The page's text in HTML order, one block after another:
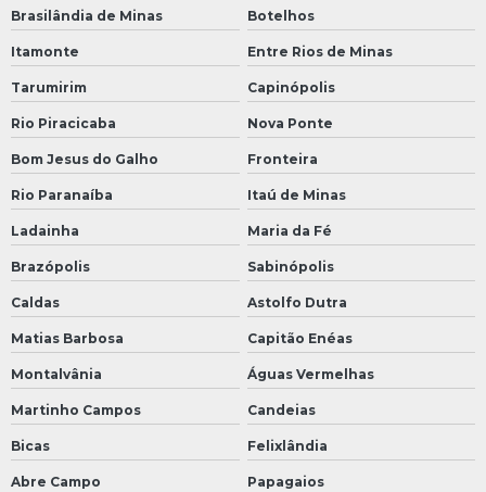
Brasilândia de Minas Botelhos
Itamonte Entre Rios de Minas
Tarumirim Capinópolis
Rio Piracicaba Nova Ponte
Bom Jesus do Galho Fronteira
Rio Paranaíba Itaú de Minas
Ladainha Maria da Fé
Brazópolis Sabinópolis
Caldas Astolfo Dutra
Matias Barbosa Capitão Enéas
Montalvânia Águas Vermelhas
Martinho Campos Candeias
Bicas Felixlândia
Abre Campo Papagaios